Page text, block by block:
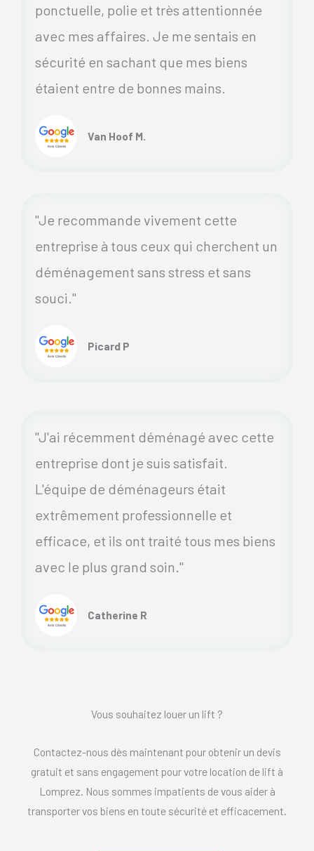
ponctuelle, polie et très attentionnée
avec mes affaires. Je me sentais en
sécurité en sachant que mes biens
étaient entre de bonnes mains.
Van Hoof M.
"Je recommande vivement cette
entreprise à tous ceux qui cherchent un
déménagement sans stress et sans
souci."
Picard P
"J'ai récemment déménagé avec cette
entreprise dont je suis satisfait.
L'équipe de déménageurs était
extrêmement professionnelle et
efficace, et ils ont traité tous mes biens
avec le plus grand soin."
Catherine R
Vous souhaitez louer un lift ?
Contactez-nous dès maintenant pour obtenir un devis
gratuit et sans engagement pour votre location de lift à
Lomprez. Nous sommes impatients de vous aider à
transporter vos biens en toute sécurité et efficacement.